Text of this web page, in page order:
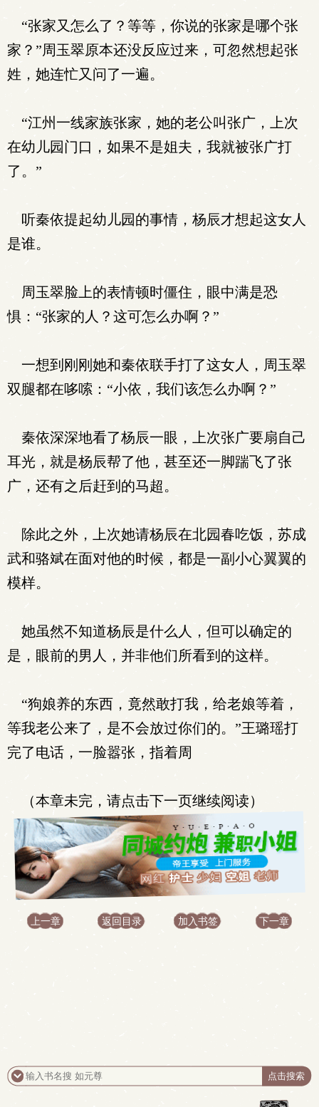
“张家又怎么了？等等，你说的张家是哪个张
家？”周玉翠原本还没反应过来，可忽然想起张
姓，她连忙又问了一遍。
“江州一线家族张家，她的老公叫张广，上次
在幼儿园门口，如果不是姐夫，我就被张广打
了。”
听秦依提起幼儿园的事情，杨辰才想起这女人
是谁。
周玉翠脸上的表情顿时僵住，眼中满是恐
惧：“张家的人？这可怎么办啊？”
一想到刚刚她和秦依联手打了这女人，周玉翠
双腿都在哆嗦：“小依，我们该怎么办啊？”
秦依深深地看了杨辰一眼，上次张广要扇自己
耳光，就是杨辰帮了他，甚至还一脚踹飞了张
广，还有之后赶到的马超。
除此之外，上次她请杨辰在北园春吃饭，苏成
武和骆斌在面对他的时候，都是一副小心翼翼的
模样。
她虽然不知道杨辰是什么人，但可以确定的
是，眼前的男人，并非他们所看到的这样。
“狗娘养的东西，竟然敢打我，给老娘等着，
等我老公来了，是不会放过你们的。”王璐瑶打
完了电话，一脸嚣张，指着周
（本章未完，请点击下一页继续阅读）
上一章 返回目录 加入书签 下一章